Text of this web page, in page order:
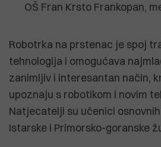
OŠ Fran Krsto Frankopan,
Robotrka na prstenac je spoj
tehnologija i omogućava
zanimljiv i interesantan način,
upoznaju s robotikom i novim
Natjecatelji su učenici
Istarske i Primorsko-goranske